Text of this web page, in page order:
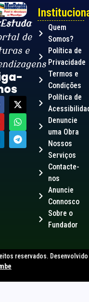
de
e
Quem
Somos?
Política de
Privacidade
Termos e
Condições
Política de
Denuncie
uma Obra
Nossos
Serviços
Contacte-
nos
Anuncie
Connosco
Sobre o
Fundador
reservados. Desenvolvido